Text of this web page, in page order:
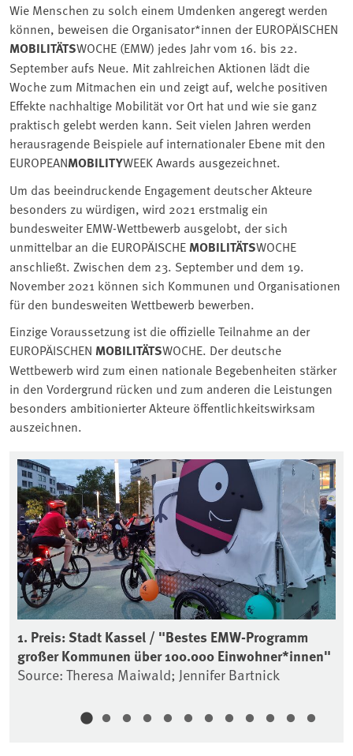
Wie Menschen zu solch einem Umdenken angeregt werden
können, beweisen die Organisator*innen der EUROPÄISCHEN
MOBILITÄTSWOCHE (EMW) jedes Jahr vom 16. bis 22.
September aufs Neue. Mit zahlreichen Aktionen lädt die
Woche zum Mitmachen ein und zeigt auf, welche positiven
Effekte nachhaltige Mobilität vor Ort hat und wie sie ganz
praktisch gelebt werden kann. Seit vielen Jahren werden
herausragende Beispiele auf internationaler Ebene mit den
EUROPEANMOBILITYWEEK Awards ausgezeichnet.
Um das beeindruckende Engagement deutscher Akteure
besonders zu würdigen, wird 2021 erstmalig ein
bundesweiter EMW-Wettbewerb ausgelobt, der sich
unmittelbar an die EUROPÄISCHE MOBILITÄTSWOCHE
anschließt. Zwischen dem 23. September und dem 19.
November 2021 können sich Kommunen und Organisationen
für den bundesweiten Wettbewerb bewerben.
Einzige Voraussetzung ist die offizielle Teilnahme an der
EUROPÄISCHEN MOBILITÄTSWOCHE. Der deutsche
Wettbewerb wird zum einen nationale Begebenheiten stärker
in den Vordergrund rücken und zum anderen die Leistungen
besonders ambitionierter Akteure öffentlichkeitswirksam
auszeichnen.
1. Preis: Stadt Kassel / "Bestes EMW-Programm
großer Kommunen über 100.000 Einwohner*innen"
Source: Theresa Maiwald; Jennifer Bartnick